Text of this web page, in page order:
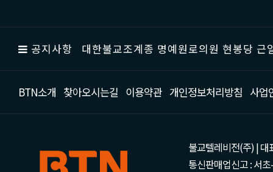
공지사항 대한불교조계종 명예원로의원 현봉당
BTN소개 찾아오시는길 이용약관 개인정보처리방침 사업
불교텔레비전(주) | 대
통신판매업신고 : 서